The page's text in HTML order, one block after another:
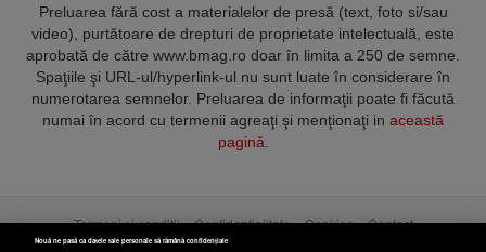
Preluarea fără cost a materialelor de presă (text, foto si/sau
video), purtătoare de drepturi de proprietate intelectuală, este
aprobată de către www.bmag.ro doar în limita a 250 de semne.
Spaţiile şi URL-ul/hyperlink-ul nu sunt luate în considerare în
numerotarea semnelor. Preluarea de informaţii poate fi făcută
numai în acord cu termenii agreaţi şi menţionaţi in această
pagină
Termeni și condiții Confidențialitate Cookies Contact
Nouă ne pasă ca datele tale personale să rămână confidențiale